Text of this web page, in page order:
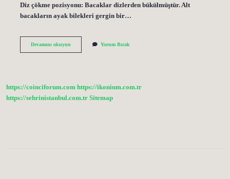
Diz çökme pozisyonu: Bacaklar dizlerden bükülmüştür. Alt
bacakların ayak bilekleri gergin bir…
Devamını okuyunJimnastikteki Yorum Bırak
https://coinciforum.com https://ikonium.com.tr
https://sehrinistanbul.com.tr Sitemap